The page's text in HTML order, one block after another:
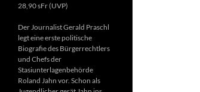
28,90 sFr (UVP)
Der Journalist Gerald Praschl
legt eine erste politische
Biografie des Bürgerrechtlers
und Chefs der
Stasiunterlagenbehörde
Roland Jahn vor. Schon als